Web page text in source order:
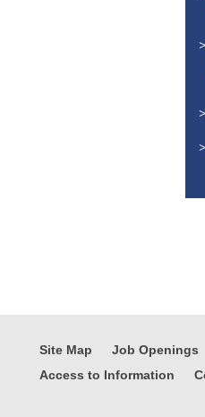
Site Map Job Openings
Access to Information